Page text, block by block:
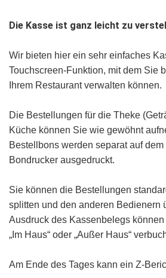
Die Kasse ist ganz leicht zu
Wir bieten hier ein sehr einfaches
Touchscreen-Funktion, mit dem Sie
Ihrem Restaurant verwalten können.
Die Bestellungen für die Theke
Küche können Sie wie gewöhnt
Bestellbons werden separat auf
Bondrucker ausgedruckt.
Sie können die Bestellungen
splitten und den anderen Bedienern
Ausdruck des Kassenbelegs
„Im Haus“ oder „Außer Haus“
Am Ende des Tages kann ein Z-